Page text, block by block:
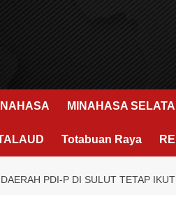
MINAHASA
Totabuan Raya
PDI-P DI SULUT TETAP